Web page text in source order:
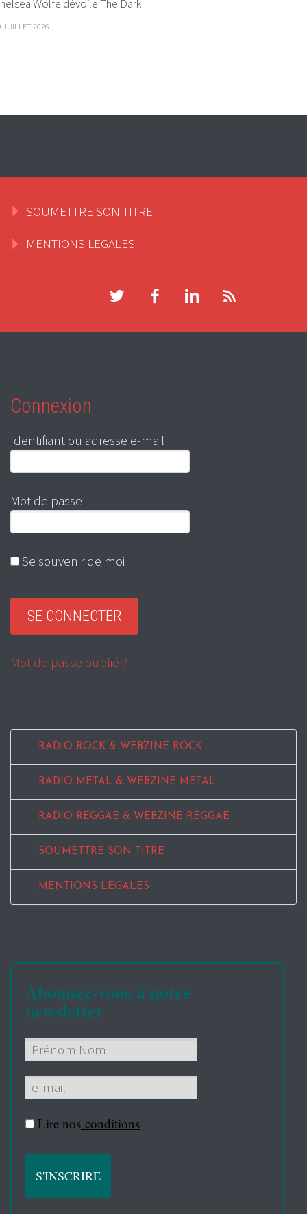
Wolfe dévoile The Dark
JUILLET 2026
SOUMETTRE SON TITRE
MENTIONS LEGALES
Connexion
Identifiant ou adresse e-mail
Mot de passe
Se souvenir de moi
Mot de passe oublié ?
RADIO ROCK & WEBZINE ROCK
RADIO METAL & WEBZINE METAL
RADIO REGGAE & WEBZINE REGGAE
SOUMETTRE SON TITRE
MENTIONS LEGALES
Abonnez-vous à notre
newsletter
Lire nos conditions